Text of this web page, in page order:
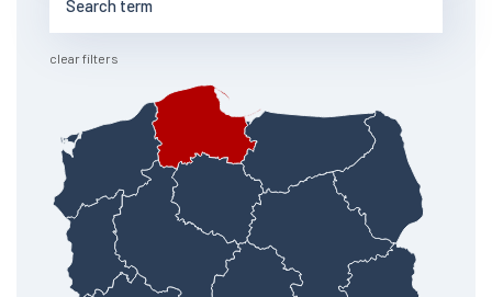
clear filters